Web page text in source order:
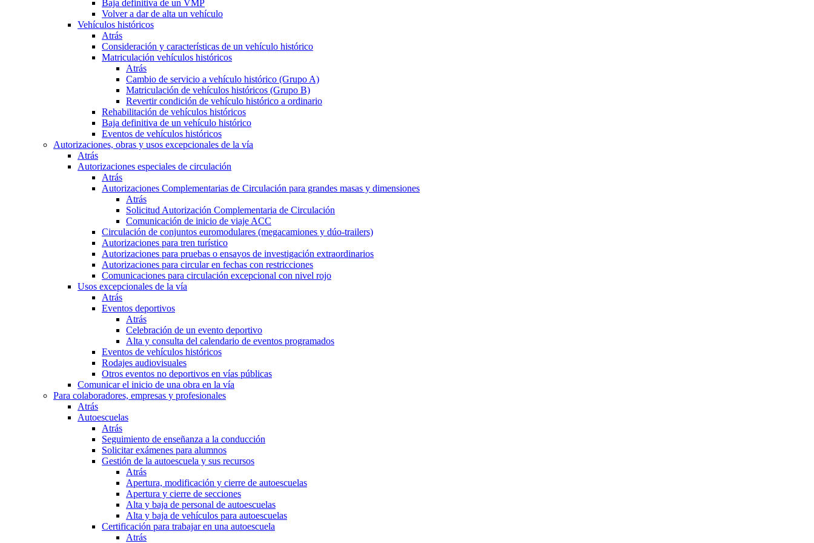
Baja definitiva de un VMP
Volver a dar de alta un vehículo
Vehículos históricos
Atrás
Consideración y características de un vehículo histórico
Matriculación vehículos históricos
Atrás
Cambio de servicio a vehículo histórico (Grupo A)
Matriculación de vehículos históricos (Grupo B)
Revertir condición de vehículo histórico a ordinario
Rehabilitación de vehículos históricos
Baja definitiva de un vehículo histórico
Eventos de vehículos históricos
Autorizaciones, obras y usos excepcionales de la vía
Atrás
Autorizaciones especiales de circulación
Atrás
Autorizaciones Complementarias de Circulación para grandes masas y dimensiones
Atrás
Solicitud Autorización Complementaria de Circulación
Comunicación de inicio de viaje ACC
Circulación de conjuntos euromodulares (megacamiones y dúo-trailers)
Autorizaciones para tren turístico
Autorizaciones para pruebas o ensayos de investigación extraordinarios
Autorizaciones para circular en fechas con restricciones
Comunicaciones para circulación excepcional con nivel rojo
Usos excepcionales de la vía
Atrás
Eventos deportivos
Atrás
Celebración de un evento deportivo
Alta y consulta del calendario de eventos programados
Eventos de vehículos históricos
Rodajes audiovisuales
Otros eventos no deportivos en vías públicas
Comunicar el inicio de una obra en la vía
Para colaboradores, empresas y profesionales
Atrás
Autoescuelas
Atrás
Seguimiento de enseñanza a la conducción
Solicitar exámenes para alumnos
Gestión de la autoescuela y sus recursos
Atrás
Apertura, modificación y cierre de autoescuelas
Apertura y cierre de secciones
Alta y baja de personal de autoescuelas
Alta y baja de vehículos para autoescuelas
Certificación para trabajar en una autoescuela
Atrás